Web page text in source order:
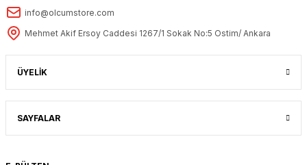
info@olcumstore.com
Mehmet Akif Ersoy Caddesi 1267/1 Sokak No:5 Ostim/ Ankara
ÜYELİK
SAYFALAR